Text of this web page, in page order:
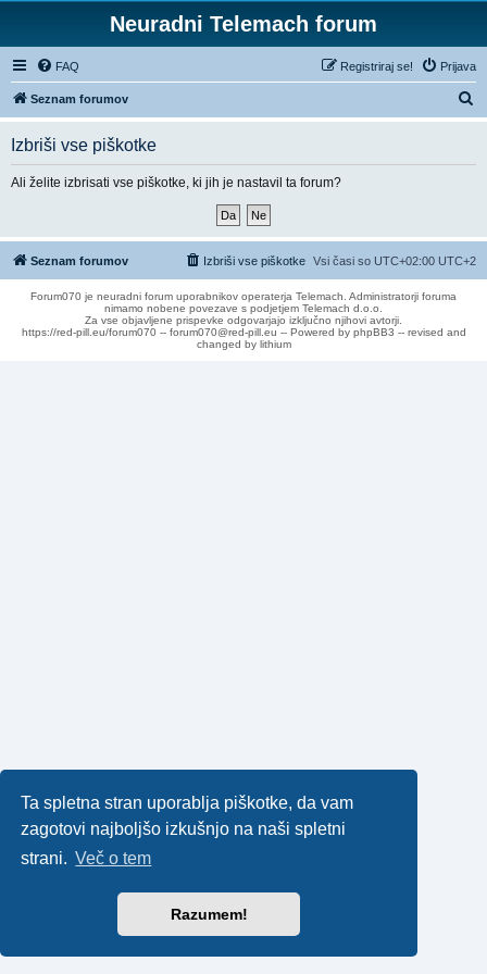
Ta spletna stran uporablja piškotke, da vam
zagotovi najboljšo izkušnjo na naši spletni
strani. Več o tem
Razumem!
Neuradni Telemach forum
FAQ Prijava
Registriraj se!
Seznam forumov
s
Izbriši vse piškotke
Ali želite izbrisati vse piškotke, ki jih je nastavil ta forum?
Seznam forumov Vsi časi so UTC+02:00 UTC+2
Izbriši vse piškotke
Forum070 je neuradni forum uporabnikov operaterja Telemach. Administratorji foruma
nimamo nobene povezave s podjetjem Telemach d.o.o.
Za vse objavljene prispevke odgovarjajo izključno njihovi avtorji.
https://red-pill.eu/forum070 -- forum070@red-pill.eu -- Powered by phpBB3 -- revised and
changed by lithium